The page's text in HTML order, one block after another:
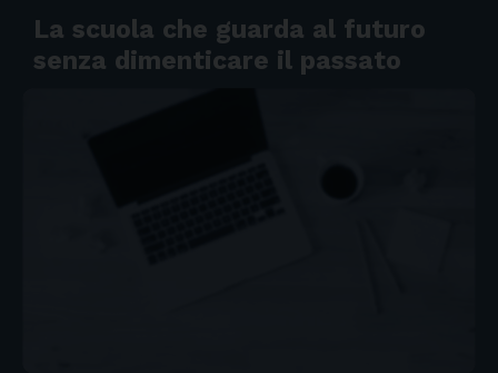
La scuola che guarda al futuro
senza dimenticare il passato